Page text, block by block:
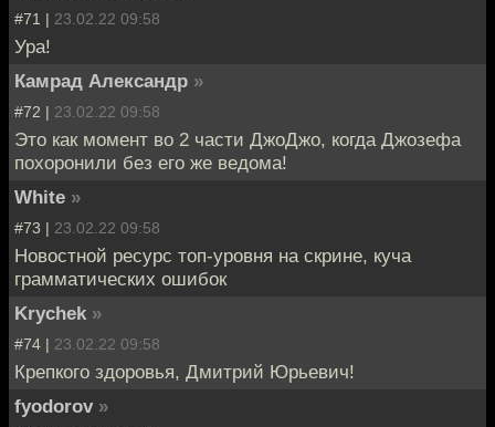
#71 | 23.02.22 09:58
Ура!
Камрад Александр »
#72 | 23.02.22 09:58
Это как момент во 2 части ДжоДжо, когда Джозефа
похоронили без его же ведома!
White »
#73 | 23.02.22 09:58
Новостной ресурс топ-уровня на скрине, куча
грамматических ошибок
Krychek »
#74 | 23.02.22 09:58
Крепкого здоровья, Дмитрий Юрьевич!
fyodorov »